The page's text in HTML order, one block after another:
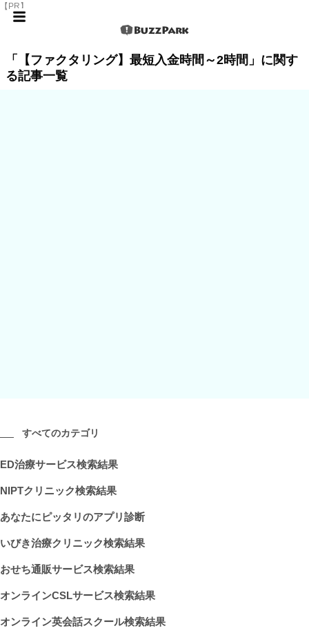
【PR】
「【ファクタリング】最短入金時間～2時間」に関す
る記事一覧
すべてのカテゴリ
ED治療サービス検索結果
NIPTクリニック検索結果
あなたにピッタリのアプリ診断
いびき治療クリニック検索結果
おせち通販サービス検索結果
オンラインCSLサービス検索結果
オンライン英会話スクール検索結果